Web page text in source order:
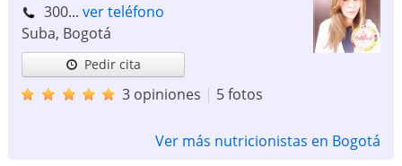
300... ver teléfono
Suba, Bogotá
Pedir cita
3 opiniones | 5 fotos
Ver más nutricionistas en Bogotá